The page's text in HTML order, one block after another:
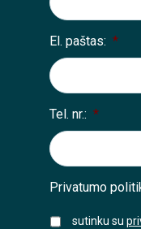
El. paštas: *
Tel. nr.: *
Privatumo
sutinku su